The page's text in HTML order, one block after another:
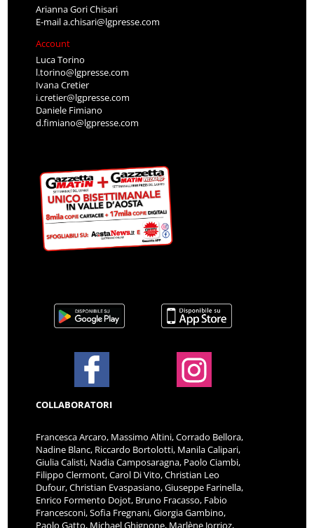
Arianna Gori Chisari
E-maila.chisari@lgpresse.com
Account
Luca Torino
l.torino@lgpresse.com
Ivana Cretier
i.cretier@lgpresse.com
Daniele Fimiano
d.fimiano@lgpresse.com
COLLABORATORI
Francesca Arcaro, Massimo Altini, Corrado Bellora,
Nadine Blanc, Riccardo Bortolotti, Manila Calipari,
Giulia Calisti, Nadia Camposaragna, Paolo Ciambi,
Filippo Clermont, Carol Di Vito, Christian Leo
Dufour, Christian Evaspasiano, Giuseppe Farinella,
Enrico Formento Dojot, Bruno Fracasso, Fabio
Francesconi, Sofia Fregnani, Giorgia Gambino,
Paolo Gatto, Michael Ghignone, Marlène Jorrioz,